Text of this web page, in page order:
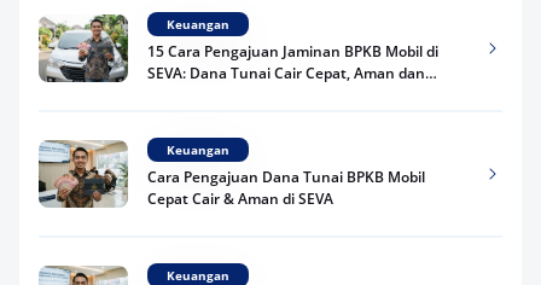
Keuangan
15 Cara Pengajuan Jaminan BPKB Mobil di
SEVA: Dana Tunai Cair Cepat, Aman dan
Keuangan
Cara Pengajuan Dana Tunai BPKB Mobil
Cepat Cair & Aman di SEVA
Keuangan